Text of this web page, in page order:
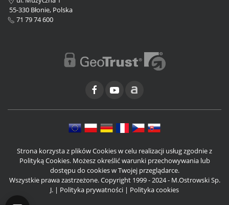
55-330 Błonie, Polska
71 79 74 600
Strona korzysta z plików Cookies w celu realizacji usług zgodnie z
Polityką Cookies. Możesz określić warunki przechowywania lub
dostępu do cookies w Twojej przeglądarce.
Wszystkie prawa zastrzeżone. Copyright 1999 - 2024 - M.Ostrowski Sp.
J. | Polityka prywatności | Polityka cookies